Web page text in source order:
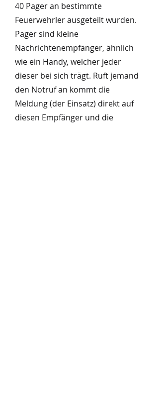
40 Pager an bestimmte
Feuerwehrler ausgeteilt wurden.
Pager sind kleine
Nachrichtenempfänger, ähnlich
wie ein Handy, welcher jeder
dieser bei sich trägt. Ruft jemand
den Notruf an kommt die
Meldung (der Einsatz) direkt auf
diesen Empfänger und die